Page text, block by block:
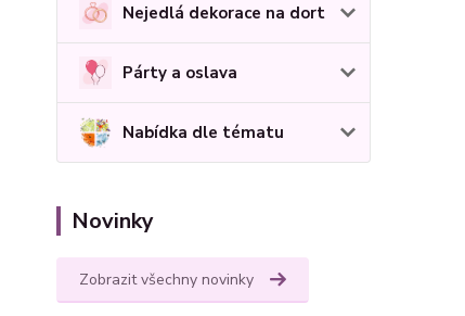
Nejedlá dekorace na dort
Párty a oslava
Nabídka dle tématu
Novinky
Zobrazit všechny novinky